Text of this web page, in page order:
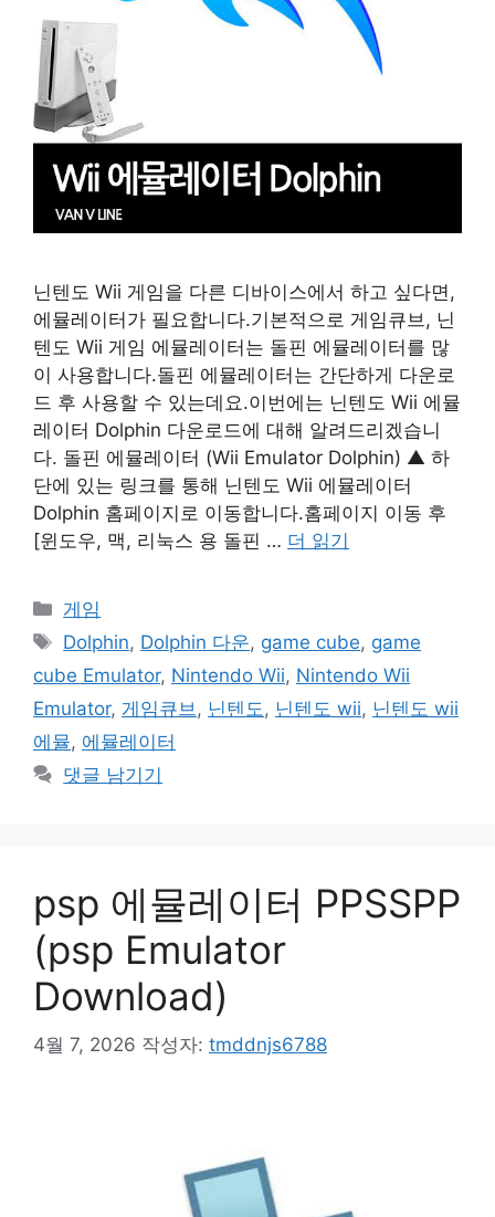
닌텐도 Wii 게임을 다른 디바이스에서 하고 싶다면,
에뮬레이터가 필요합니다.기본적으로 게임큐브, 닌
텐도 Wii 게임 에뮬레이터는 돌핀 에뮬레이터를 많
이 사용합니다.돌핀 에뮬레이터는 간단하게 다운로
드 후 사용할 수 있는데요.이번에는 닌텐도 Wii 에뮬
레이터 Dolphin 다운로드에 대해 알려드리겠습니
다. 돌핀 에뮬레이터 (Wii Emulator Dolphin) ▲ 하
단에 있는 링크를 통해 닌텐도 Wii 에뮬레이터
Dolphin 홈페이지로 이동합니다.홈페이지 이동 후
[윈도우, 맥, 리눅스 용 돌핀 … 더 읽기
카
테
리
게임
태
Dolphin, Dolphin 다운, game cube, game
cube Emulator, Nintendo Wii, Nintendo Wii
Emulator, 게임큐브 , 닌텐도 , 닌텐도 wii, 닌텐도 wii
에뮬, 에뮬레이터
댓글 남기기
psp 에뮬레이터 PPSSPP
(psp Emulator
Download)
4월 7, 2026 작성자: tmddnjs6788